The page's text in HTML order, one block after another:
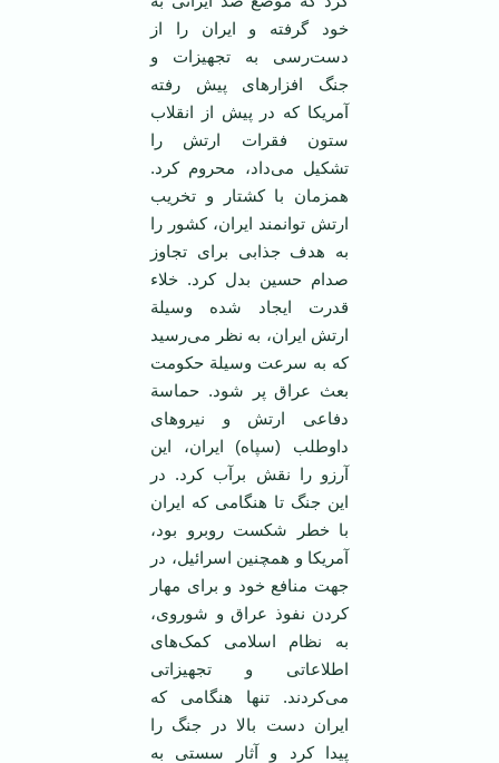
خود گرفته و ایران را از
دست‌رسی به تجهیزات و
جنگ افزارهای پیش رفته
آمریکا که در پیش از انقلاب
ستون فقرات ارتش را
تشکیل می‌داد، محروم کرد.
همزمان با کشتار و تخریب
ارتش توانمند ایران، کشور را
به هدف جذابی برای تجاوز
صدام حسین بدل کرد. خلاء
قدرت ایجاد شده وسیلة
ارتش ایران، به نظر می‌رسید
که به سرعت وسیلة حکومت
بعث عراق پر شود. حماسة
دفاعی ارتش و نیروهای
داوطلب (سپاه) ایران، این
آرزو را نقش برآب کرد. در
این جنگ تا هنگامی که ایران
با خطر شکست روبرو بود،
آمریکا و همچنین اسرائیل، در
جهت منافع خود و برای مهار
کردن نفوذ عراق و شوروی،
به نظام اسلامی کمک‌های
اطلاعاتی و تجهیزاتی
می‌کردند. تنها هنگامی که
ایران دست بالا در جنگ را
پیدا کرد و آثار سستی به